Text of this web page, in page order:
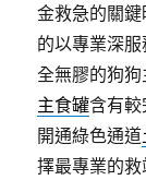
金救急的關
的以專業深
全無膠的狗
主食罐含有
開通綠色通道
擇最專業的